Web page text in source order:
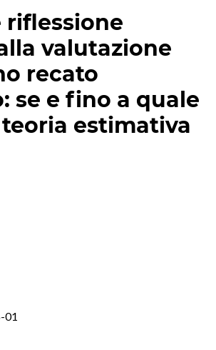
riflessione
valutazione
recato
se e fino a quale
estimativa
01